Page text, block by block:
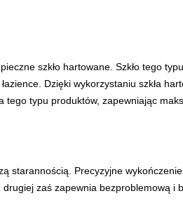
szkło hartowane. Szkło tego
Dzięki wykorzystaniu szkła
tego typu produktów, zapewniając
starannością. Precyzyjne
zaś zapewnia bezproblemową i